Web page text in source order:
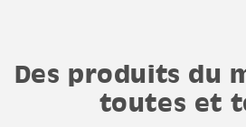
Des produits du
toutes et